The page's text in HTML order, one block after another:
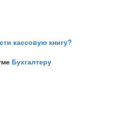
кассовую книгу?
Бухгалтеру